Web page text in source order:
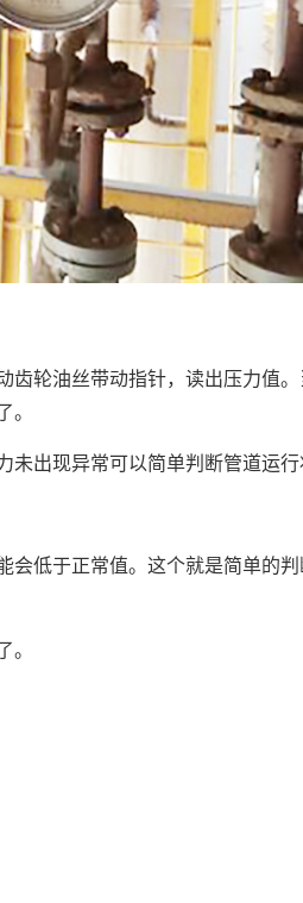
齿轮油丝带动指针，读出压力值。
。
出现异常可以简单判断管道运行
会低于正常值。这个就是简单的
。